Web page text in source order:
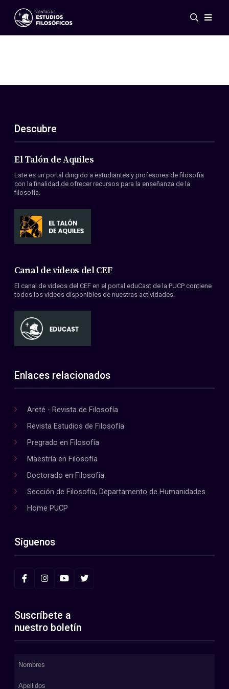
Eventos
ES
EN
Acerca de nosotros
Miembros
Convenios
Descubre
El Talón de Aquiles
Este es un portal dirigido a estudiantes y profesores de filosofía
con la finalidad de ofrecer recursos para la enseñanza de la
filosofía.
Canal de videos del CEF
El canal de videos del CEF en el portal eduCast de la PUCP contiene
todos los videos disponibles de nuestras actividades.
Enlaces relacionados
Areté - Revista de Filosofía
Revista Estudios de Filosofía
Pregrado en Filosofía
Maestría en Filosofía
Doctorado en Filosofía
Sección de Filosofía, Departamento de Humanidades
Home PUCP
Síguenos
Suscríbete a
nuestro boletín